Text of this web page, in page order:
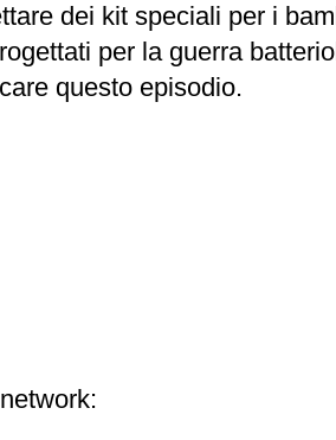
dei kit speciali per i
per la guerra
questo episodio.